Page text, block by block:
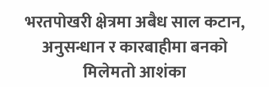
भरतपोखरी क्षेत्रमा अबैध साल कटान,
अनुसन्धान र कारबाहीमा बनको
मिलेमतो आशंका